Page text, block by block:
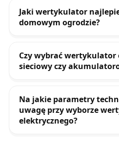
Jaki wertykulator
domowym ogrodzie?
Czy wybrać wertykulator
sieciowy czy
Na jakie parametry
uwagę przy wyborze
elektrycznego?